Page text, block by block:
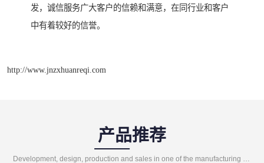
发，诚信服务广大客户的信赖和满意，在同行业和客户
中有着较好的信誉。
http://www.jnzxhuanreqi.com
产品推荐